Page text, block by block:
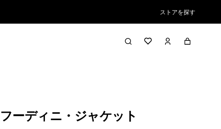
ストアを探す
ーディニ・ジャケット